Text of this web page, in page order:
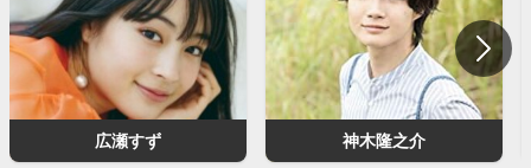
広瀬すず 神木隆之介